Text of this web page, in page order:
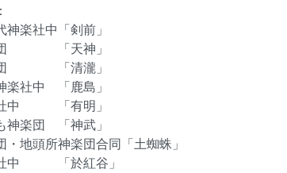
神楽社中「剣前」
団 「天神」
団 「清瀧」
楽社中 「鹿島」
社中 「有明」
神楽団 「神武」
・地頭所神楽団合同「土蜘蛛」
社中 「於紅谷」